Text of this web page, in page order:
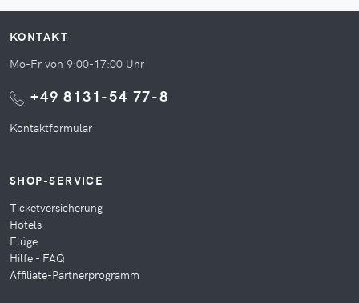
KONTAKT
Mo-Fr von 9:00-17:00 Uhr
+49 8131-54 77-8
Kontaktformular
SHOP-SERVICE
Ticketversicherung
Hotels
Flüge
Hilfe - FAQ
Affiliate-Partnerprogramm